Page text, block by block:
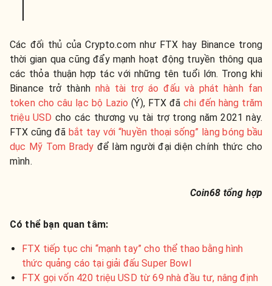
Các đối thủ của Crypto.com như FTX hay Binance trong
thời gian qua cũng đẩy mạnh hoạt động truyền thông qua
các thỏa thuận hợp tác với những tên tuổi lớn. Trong khi
Binance trở thành nhà tài trợ áo đấu và phát hành fan
token cho câu lạc bộ Lazio (Ý), FTX đãchi đến hàng trăm
triệu USD cho các thương vụ tài trợ trong năm 2021 này.
FTX cũng đãbắt tay với “huyền thoại sống” làng bóng bầu
dục Mỹ Tom Brady để làm người đại diện chính thức cho
mình.
Coin68 tổng hợp
Có thể bạn quan tâm:
FTX tiếp tục chi “mạnh tay” cho thể thao bằng hình
thức quảng cáo tại giải đấu Super Bowl
FTX gọi vốn 420 triệu USD từ 69 nhà đầu tư, nâng định